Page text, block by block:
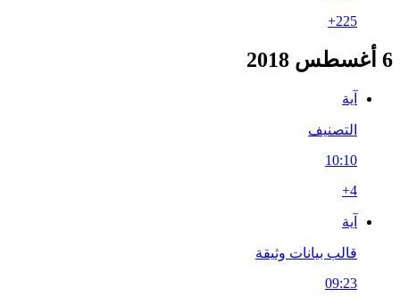
+225
6 أغسطس 2018
آية
التصنيف
10:10
+4
آية
قالب بيانات وثيقة
09:23